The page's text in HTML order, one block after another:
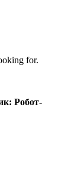
for.
Робот-